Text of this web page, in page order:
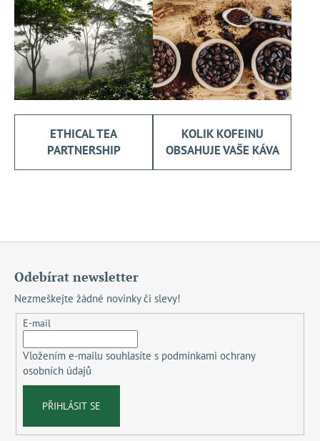
ETHICAL TEA
PARTNERSHIP
KOLIK KOFEINU
OBSAHUJE VAŠE KÁVA
Odebírat newsletter
Nezmeškejte žádné novinky či slevy!
E-mail
Vložením e-mailu souhlasíte s podmínkami ochrany
osobních údajů
PŘIHLÁSIT SE